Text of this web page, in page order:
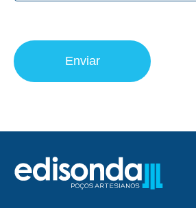
Please leave this field empty.